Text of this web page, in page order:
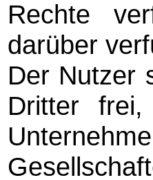
Rechte
darüber
Der Nutzer
Dritter